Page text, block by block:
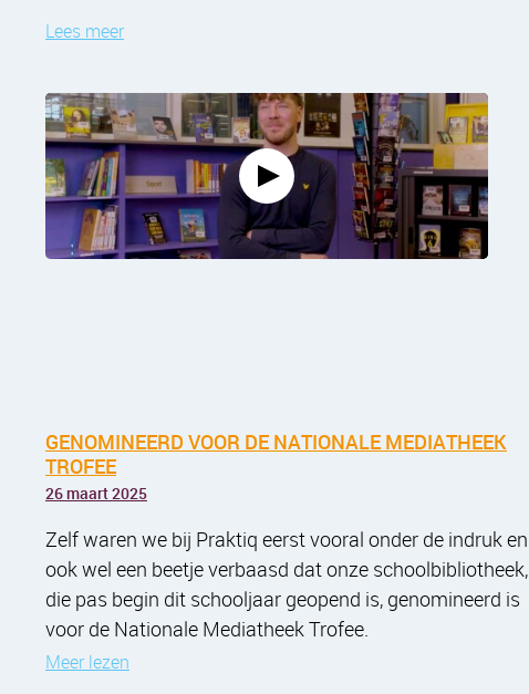
Lees meer
GENOMINEERD VOOR DE NATIONALE MEDIATHEEK
TROFEE
26 maart 2025
Zelf waren we bij Praktiq eerst vooral onder de indruk en
ook wel een beetje verbaasd dat onze schoolbibliotheek,
die pas begin dit schooljaar geopend is, genomineerd is
voor de Nationale Mediatheek Trofee.
Meer lezen